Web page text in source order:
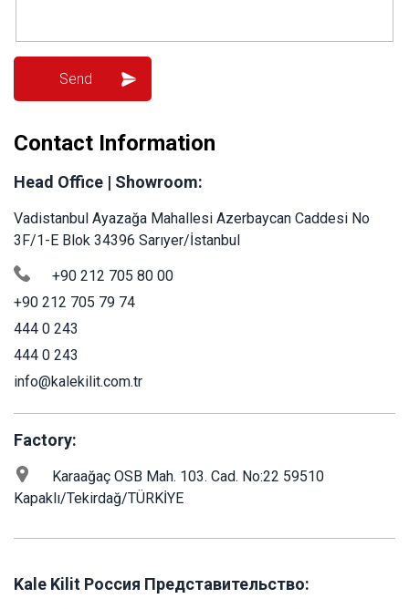
Contact Information
Head Office | Showroom:
Vadistanbul Ayazağa Mahallesi Azerbaycan Caddesi No
3F/1-E Blok 34396 Sarıyer/İstanbul
+90 212 705 80 00
+90 212 705 79 74
444 0 243
444 0 243
info@kalekilit.com.tr
Factory:
Karaağaç OSB Mah. 103. Cad. No:22 59510
Kapaklı/Tekirdağ/TÜRKİYE
Kale Kilit Россия Представительство: